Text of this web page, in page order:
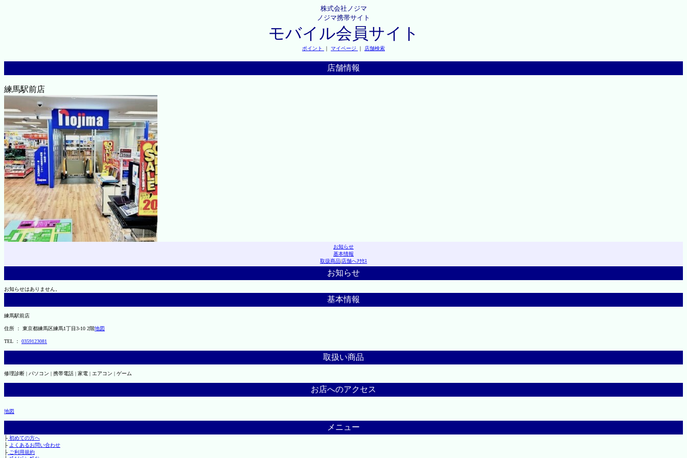
株式会社ノジマ
ノジマ携帯サイト
モバイル会員サイト
ポイント ｜ マイページ ｜ 店舗検索
店舗情報
練馬駅前店
お知らせ
基本情報
取扱商品|店舗へｱｸｾｽ
お知らせ
お知らせはありません。
基本情報
練馬駅前店
住所 ： 東京都練馬区練馬1丁目3-10 2階地図
TEL ： 0359123081
取扱い商品
修理診断 | パソコン | 携帯電話 | 家電 | エアコン | ゲーム
お店へのアクセス
地図
メニュー
├初めての方へ
├ よくあるお問い合わせ
├ご利用規約